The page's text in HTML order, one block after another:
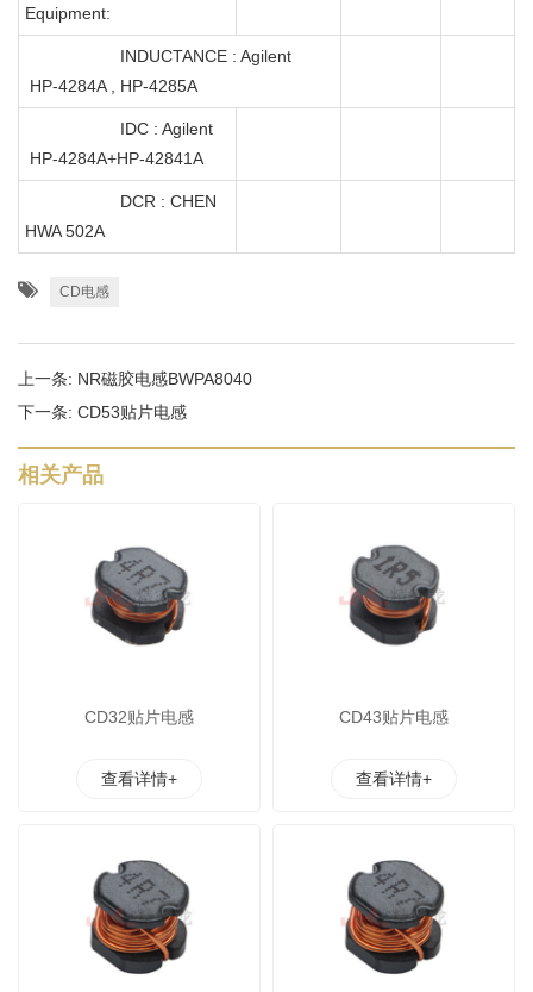
Equipment:
INDUCTANCE : Agilent
HP-4284A , HP-4285A
IDC : Agilent
HP-4284A+HP-42841A
DCR : CHEN
HWA 502A
CD电感
上一条: NR磁胶电感BWPA8040
下一条: CD53贴片电感
相关产品
CD32贴片电感
查看详情+
CD43贴片电感
查看详情+